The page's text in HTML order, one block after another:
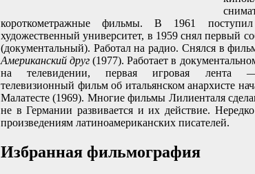
короткометражные фильмы. В 1961
художественный университет, в 1959 снял первый
(документальный). Работал на радио. Снялся в
Американский друг (1977). Работает в
на телевидении, первая игровая лента —
телевизионный фильм об итальянском анархисте
Малатесте (1969). Многие фильмы Лилиенталя
не в Германии развивается и их действие.
произведениям латиноамериканских писателей.
Избранная фильмография